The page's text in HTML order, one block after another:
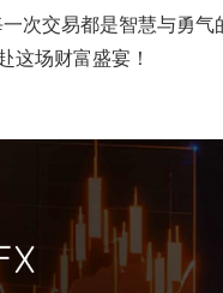
次交易都是智慧与勇
这场财富盛宴！